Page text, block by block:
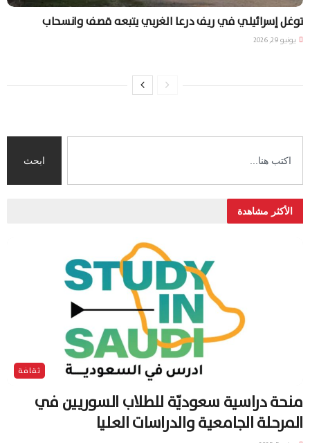
توغل إسرائيلي في ريف درعا الغربي يتبعه قصف وانسحاب
يونيو 29, 2026
ابحث
الأكثر مشاهدة
ثقافة
منحة دراسية سعوديّة للطلاب السوريين في
المرحلة الجامعية والدراسات العليا